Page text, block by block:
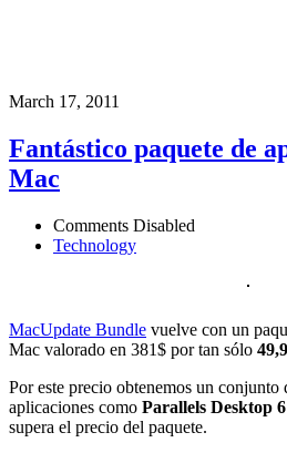
March 17, 2011
Fantástico paquete de
Mac
Comments Disabled
Technology
MacUpdate Bundle vuelve con un
Mac valorado en 381$ por tan sólo
Por este precio obtenemos un conjunto
aplicaciones como Parallels Desktop 6
supera el precio del paquete.